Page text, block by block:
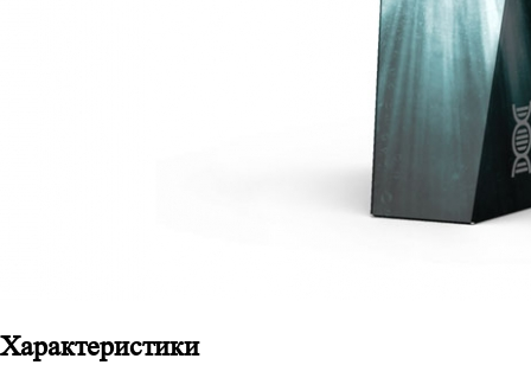
Характеристики